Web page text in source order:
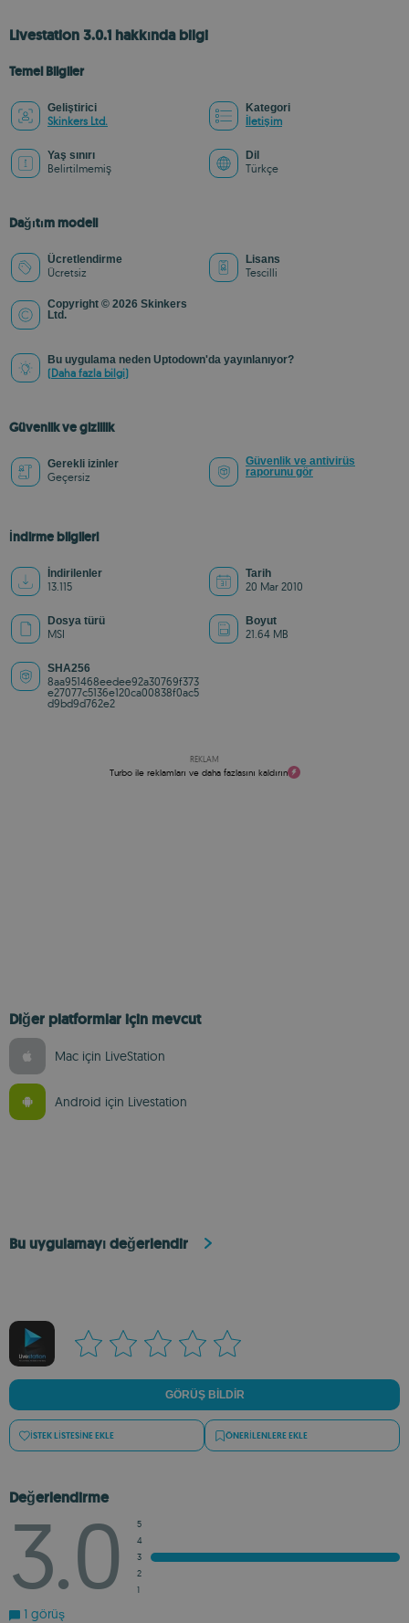
Livestation 3.0.1 hakkında bilgi
Temel Bilgiler
Geliştirici
Skinkers Ltd.
Kategori
İletişim
Yaş sınırı
Belirtilmemiş
Dil
Türkçe
Dağıtım modeli
Ücretlendirme
Ücretsiz
Lisans
Tescilli
Copyright © 2026 Skinkers
Ltd.
Bu uygulama neden Uptodown'da yayınlanıyor?
(Daha fazla bilgi)
Güvenlik ve gizlilik
Gerekli izinler
Geçersiz
Güvenlik ve antivirüs
raporunu gör
İndirme bilgileri
İndirilenler
13.115
Tarih
20 Mar 2010
Dosya türü
MSI
Boyut
21.64 MB
SHA256
8aa951468eedee92a30769f373
e27077c5136e120ca00838f0ac5
d9bd9d762e2
REKLAM
Turbo ile reklamları ve daha fazlasını kaldırın
Diğer platformlar için mevcut
Mac için LiveStation
Android için Livestation
Bu uygulamayı değerlendir
GÖRÜŞ BILDIR
İSTEK LISTESINE EKLE ÖNERILENLERE EKLE
Değerlendirme
3.0
5
4
3
2
1
1 görüş